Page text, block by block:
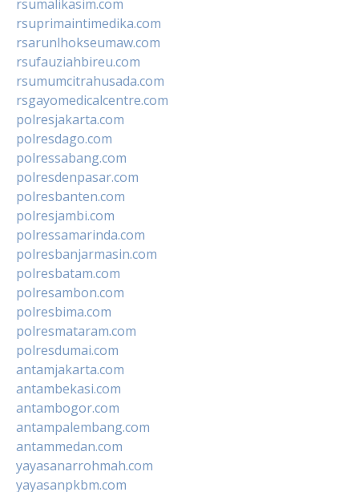
rsumalikasim.com
rsuprimaintimedika.com
rsarunlhokseumaw.com
rsufauziahbireu.com
rsumumcitrahusada.com
rsgayomedicalcentre.com
polresjakarta.com
polresdago.com
polressabang.com
polresdenpasar.com
polresbanten.com
polresjambi.com
polressamarinda.com
polresbanjarmasin.com
polresbatam.com
polresambon.com
polresbima.com
polresmataram.com
polresdumai.com
antamjakarta.com
antambekasi.com
antambogor.com
antampalembang.com
antammedan.com
yayasanarrohmah.com
yayasanpkbm.com